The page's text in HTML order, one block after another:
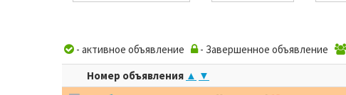
- активное объявление - Завершенное объявление
Номер объявления ▲ ▼